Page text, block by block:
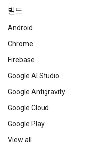
빌드
Android
Chrome
Firebase
Google AI Studio
Google Antigravity
Google Cloud
Google Play
View all